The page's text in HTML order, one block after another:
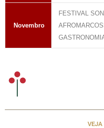
Novembro
FESTIVAL
VEJA